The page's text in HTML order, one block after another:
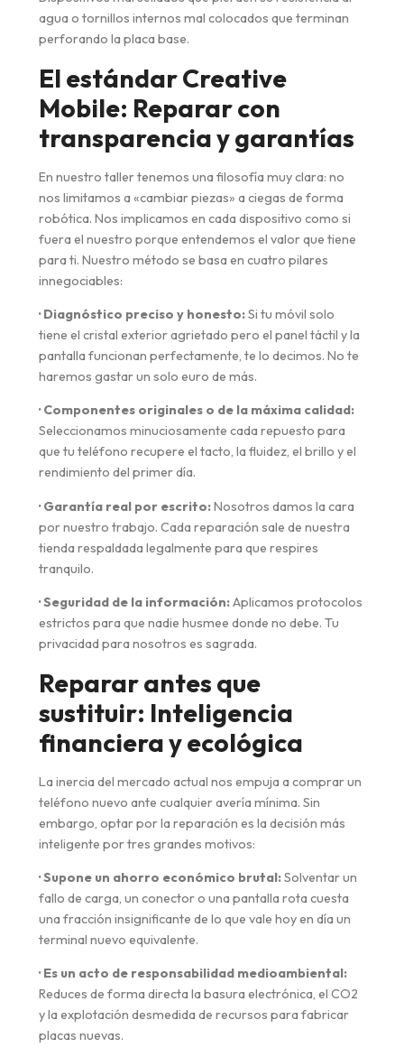
agua o tornillos internos mal colocados que terminan
perforando la placa base.
El estándar Creative
Mobile: Reparar con
transparencia y garantías
En nuestro taller tenemos una filosofía muy clara: no
nos limitamos a «cambiar piezas» a ciegas de forma
robótica. Nos implicamos en cada dispositivo como si
fuera el nuestro porque entendemos el valor que tiene
para ti. Nuestro método se basa en cuatro pilares
innegociables:
· Diagnóstico preciso y honesto:Si tu móvil solo
tiene el cristal exterior agrietado pero el panel táctil y la
pantalla funcionan perfectamente, te lo decimos. No te
haremos gastar un solo euro de más.
· Componentes originales o de la máxima calidad:
Seleccionamos minuciosamente cada repuesto para
que tu teléfono recupere el tacto, la fluidez, el brillo y el
rendimiento del primer día.
· Garantía real por escrito:Nosotros damos la cara
por nuestro trabajo. Cada reparación sale de nuestra
tienda respaldada legalmente para que respires
tranquilo.
· Seguridad de la información:Aplicamos protocolos
estrictos para que nadie husmee donde no debe. Tu
privacidad para nosotros es sagrada.
Reparar antes que
sustituir: Inteligencia
financiera y ecológica
La inercia del mercado actual nos empuja a comprar un
teléfono nuevo ante cualquier avería mínima. Sin
embargo, optar por la reparación es la decisión más
inteligente por tres grandes motivos:
· Supone un ahorro económico brutal:Solventar un
fallo de carga, un conector o una pantalla rota cuesta
una fracción insignificante de lo que vale hoy en día un
terminal nuevo equivalente.
· Es un acto de responsabilidad medioambiental:
Reduces de forma directa la basura electrónica, el CO2
y la explotación desmedida de recursos para fabricar
placas nuevas.